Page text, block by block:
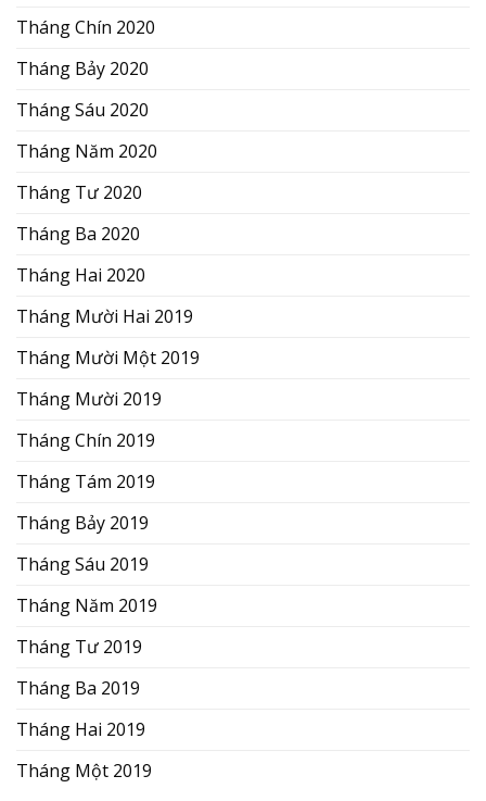
Tháng Chín 2020
Tháng Bảy 2020
Tháng Sáu 2020
Tháng Năm 2020
Tháng Tư 2020
Tháng Ba 2020
Tháng Hai 2020
Tháng Mười Hai 2019
Tháng Mười Một 2019
Tháng Mười 2019
Tháng Chín 2019
Tháng Tám 2019
Tháng Bảy 2019
Tháng Sáu 2019
Tháng Năm 2019
Tháng Tư 2019
Tháng Ba 2019
Tháng Hai 2019
Tháng Một 2019